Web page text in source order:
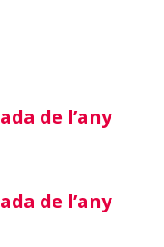
de l’any
de l’any